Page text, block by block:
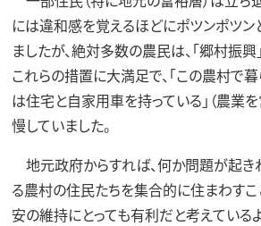
には違和感を覚えるほどにポツンポツ
ましたが、絶対多数の農民は、「郷村振
これらの措置に大満足で、「この農村で
は住宅と自家用車を持っている」（農業
慢していました。
地元政府からすれば、何か問題が起き
る農村の住民たちを集合的に住まわすこ
安の維持にとっても有利だと考えている